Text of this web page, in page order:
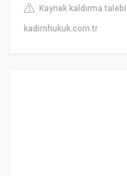
Kaynak kaldırma talebi
kadimhukuk.com.tr